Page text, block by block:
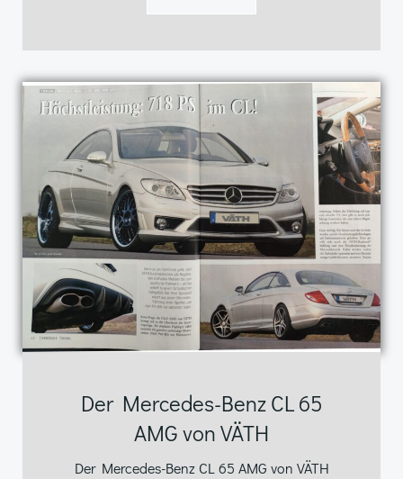
Der Mercedes-Benz CL 65
AMG von VÄTH
Der Mercedes-Benz CL 65 AMG von VÄTH